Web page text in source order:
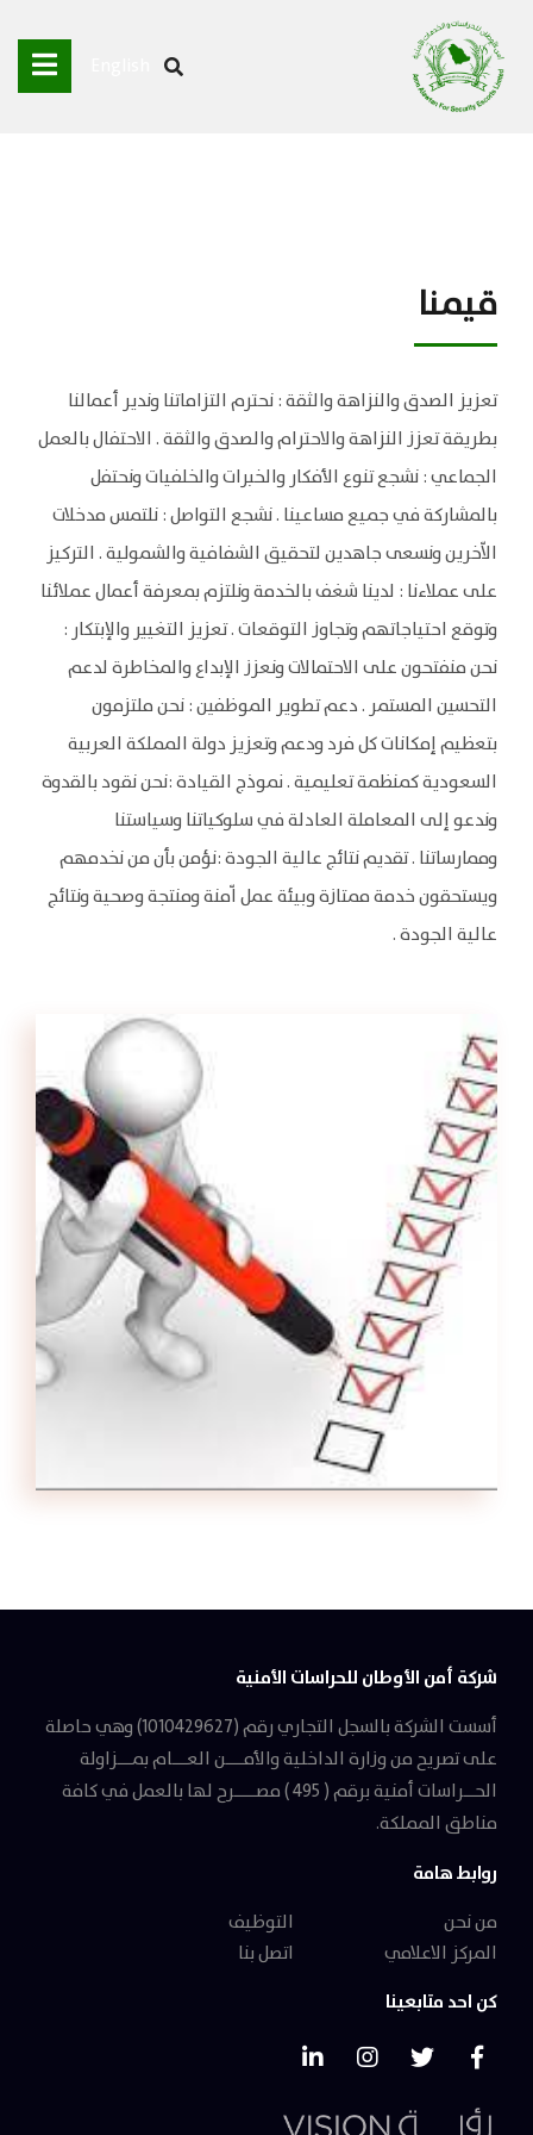
قيمنا
تعزيز الصدق والنزاهة والثقة : نحترم التزاماتنا وندير أعمالنا
بطريقة تعزز النزاهة والاحترام والصدق والثقة . الاحتفال بالعمل
الجماعي : نشجع تنوع الأفكار والخبرات والخلفيات ونحتفل
بالمشاركة في جميع مساعينا . نشجع التواصل : نلتمس مدخلات
الاّخرين ونسعى جاهدين لتحقيق الشفافية والشمولية . التركيز
على عملاءنا : لدينا شغف بالخدمة ونلتزم بمعرفة أعمال عملائنا
وتوقع احتياجاتهم وتجاوز التوقعات . تعزيز التغيير والإبتكار :
نحن منفتحون على الاحتمالات ونعزز الإبداع والمخاطرة لدعم
التحسين المستمر . دعم تطوير الموظفين : نحن ملتزمون
بتعظيم إمكانات كل فرد ودعم وتعزيز دولة المملكة العربية
السعودية كمنظمة تعليمية . نموذج القيادة :نحن نقود بالقدوة
وندعو إلى المعاملة العادلة في سلوكياتنا وسياستنا
وممارساتنا . تقديم نتائج عالية الجودة :نؤمن بأن من نخدمهم
ويستحقون خدمة ممتازة وبيئة عمل اّمنة ومنتجة وصحية ونتائج
عالية الجودة .
شركة أمن الأوطان للحراسات الأمنية
أسست الشركة بالسجل التجاري رقم (1010429627) وهي حاصلة
على تصريح من وزارة الداخلية والأمـــــن العــــام بمــــزاولة
الحـــراسات أمنية برقم ( 495 ) مصــــــرح لها بالعمل في كافة
مناطق المملكة.
روابط هامة
من نحن
التوظيف
المركز الاعلامي
اتصل بنا
كن احد متابعينا